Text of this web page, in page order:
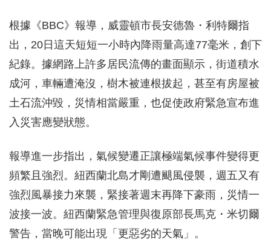
根據《BBC》報導，威靈頓市長安德魯・利特爾指
出，20日這天短短一小時內降雨量高達77毫米，創下
紀錄。據網路上許多居民流傳的畫面顯示，街道積水
成河，車輛遭淹沒，樹木被連根拔起，甚至有房屋被
土石流沖毀，災情相當嚴重，也促使政府緊急宣布進
入災害應變狀態。
報導進一步指出，氣候變遷正讓極端氣候事件變得更
頻繁且強烈。紐西蘭北島才剛遭颶風侵襲，週五又有
強烈風暴接力來襲，緊接著週末再降下豪雨，災情一
波接一波。紐西蘭緊急管理與復原部長馬克・米切爾
警告，當晚可能出現「更惡劣的天氣」。